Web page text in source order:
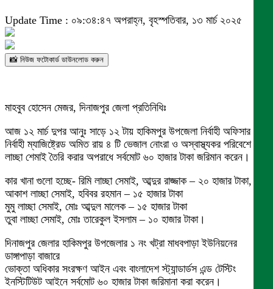
Update Time : ০৯:৩৪:৪৭ অপরাহ্ন, বৃহস্পতিবার, ১৩ মার্চ ২০২৫
📸 নিউজ ফটোকার্ড ডাউনলোড করুন
মাহবুব হোসেন মেজর, দিনাজপুর জেলা প্রতিনিধিঃ
আজ ১২ মার্চ দুপর আনুঃ সাড়ে ১২ টায় হাকিমপুর উপজেলা নির্বাহী অফিসার ও
নির্বাহী ম্যাজিষ্ট্রেড অমিত রায় ৪ টি ভেজাল নোংরা ও অস্বাস্থ্যকর পরিবেশে
লাচ্ছা শেমাই তৈরি করার অপরাধে সর্বমোট ৬০ হাজার টাকা জরিমান করেন।
কার খানা গুলো হচ্ছে- রিমি লাচ্ছা সেমাই, আব্দুর রাজ্জাক – ২০ হাজার টাকা,
আকাশ লাচ্ছা সেমাই, হবিবর রহমান – ১৫ হাজার টাকা
মুমু লাচ্ছা সেমাই, মোঃ আব্দুল মালেক – ১৫ হাজার টাকা
তুবা লাচ্ছা সেমাই, মোঃ তারেকুল ইসলাম – ১০ হাজার টাকা।
দিনাজপুর জেলার হাকিমপুর উপজেলার ১ নং খট্রা মাধবপাড়া ইউনিয়নের
ডাঙ্গাপাড়া বাজারে
ভোক্তা অধিকার সংরক্ষণ আইন এবং বাংলাদেশ স্ট্যান্ডার্ডস এন্ড টেস্টিং
ইনস্টিটিউট আইনে সর্বমোট ৬০ হাজার টাকা জরিমানা করা করেন।